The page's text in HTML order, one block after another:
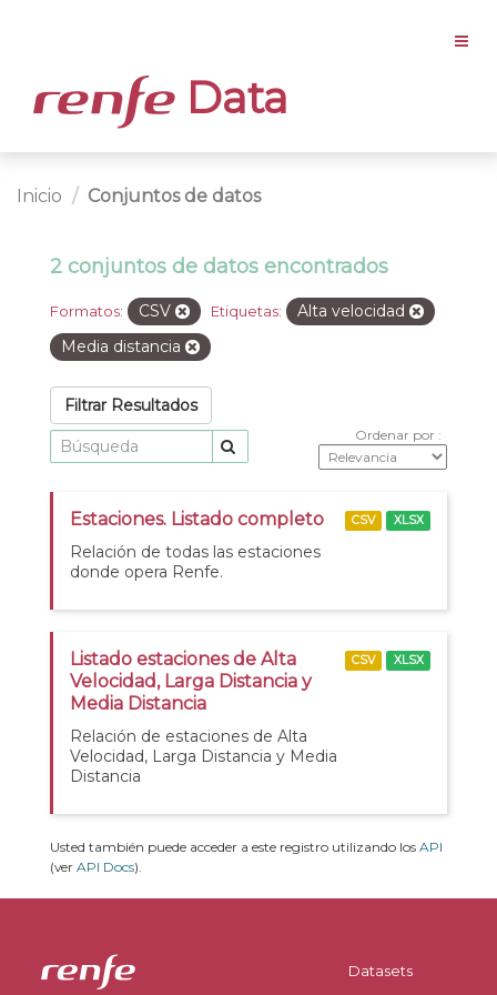
Data
Inicio Conjuntos de datos
2 conjuntos de datos encontrados
Formatos: CSV Etiquetas:
Alta velocidad
Media distancia
Filtrar Resultados
Ordenar por
Estaciones. Listado completo
Relación de todas las estaciones
donde opera Renfe.
CSV XLSX
Listado estaciones de Alta
Velocidad, Larga Distancia y
Media Distancia
Relación de estaciones de Alta
Velocidad, Larga Distancia y Media
Distancia
CSV XLSX
Usted también puede acceder a este registro utilizando los API
(ver API Docs).
Datasets